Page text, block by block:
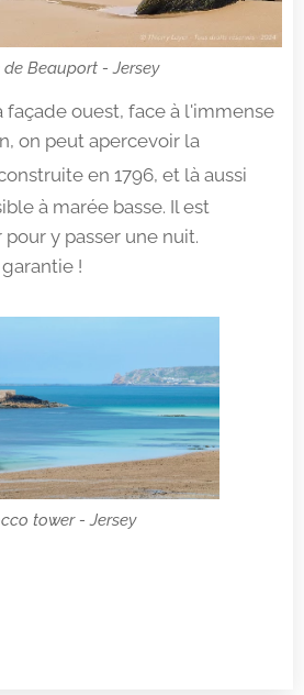
de Beauport - Jersey
façade ouest, face à l'immense
on peut apercevoir la
en 1796, et là aussi
à marée basse. Il est
y passer une nuit.
!
tower - Jersey